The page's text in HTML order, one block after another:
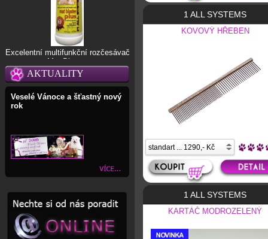
Excelentní multifunkční rozčesávač
Mat Blaster
AKTUALITY
Veselé Vánoce a šťastný nový
rok
1 ALL SYSTEMS
KOVOVÝ HŘEBEN
1 ALL SYSTEMS
KARTÁČ MODROZELENÝ